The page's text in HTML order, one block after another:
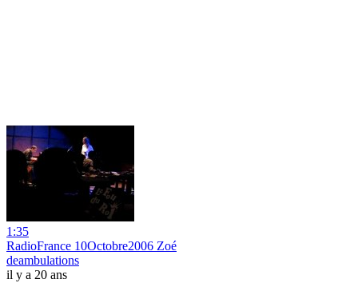
1:35
RadioFrance 10Octobre2006 Zoé
deambulations
il y a 20 ans